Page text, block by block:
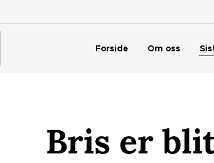
Forside Om oss
Bris er